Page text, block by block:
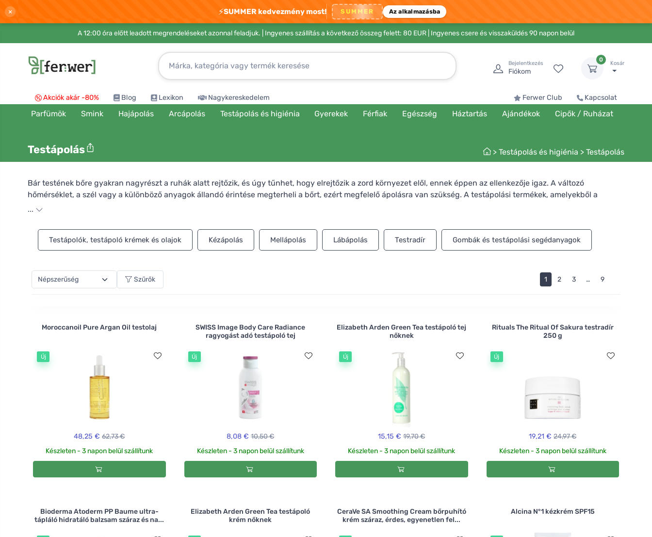
× ⚡SUMMER kedvezmény most! SUMMER Az alkalmazásba
A 12:00 óra előtt leadott megrendeléseket azonnal feladjuk. | Ingyenes szállítás a következő összeg felett: 80 EUR | Ingyenes csere és visszaküldés 90 napon belül
Bejelentkezés
Fiókom
0
Kosár
Akciók akár -80% Blog Lexikon Nagykereskedelem Ferwer Club Kapcsolat
Parfümök Smink Hajápolás Arcápolás Testápolás és higiénia Gyerekek Férfiak Egészség Háztartás Ajándékok Cipők / Ruházat
> Testápolás és higiénia > Testápolás
Testápolás
Bár testének bőre gyakran nagyrészt a ruhák alatt rejtőzik, és úgy tűnhet, hogy elrejtőzik a zord környezet elől, ennek éppen az ellenkezője igaz. A változó
hőmérséklet, a szél vagy a különböző anyagok állandó érintése megterheli a bőrt, ezért megfelelő ápolásra van szükség. A testápolási termékek, amelyekből a
Ferwerben egy egész választékot talál, az Ön segítői lesznek a mindennapi ápolásban. Mindegyik természetes eredetű, egészség- és környezetbarát, és nem
...
Testápolók, testápoló krémek és olajok Kézápolás Mellápolás Lábápolás Testradír Gombák és testápolási segédanyagok
Szűrők 1 2 3 … 9
Moroccanoil Pure Argan Oil testolaj
Új
48,25 € 62,73 €
Készleten - 3 napon belül szállítunk
SWISS Image Body Care Radiance
ragyogást adó testápoló tej
Új
8,08 € 10,50 €
Készleten - 3 napon belül szállítunk
Elizabeth Arden Green Tea testápoló tej
nőknek
Új
15,15 € 19,70 €
Készleten - 3 napon belül szállítunk
Rituals The Ritual Of Sakura testradír
250 g
Új
19,21 € 24,97 €
Készleten - 3 napon belül szállítunk
Bioderma Atoderm PP Baume ultra-
tápláló hidratáló balzsam száraz és na...
Elizabeth Arden Green Tea testápoló
krém nőknek
CeraVe SA Smoothing Cream bőrpuhító
krém száraz, érdes, egyenetlen fel...
Alcina N°1 kézkrém SPF15